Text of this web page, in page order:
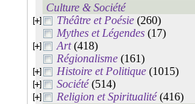
Culture & Société
Théâtre et Poésie (260)
Mythes et Légendes (17)
Art(418)
Régionalisme (161)
Histoire et Politique (1015)
Société(514)
Religion et Spiritualité(416)